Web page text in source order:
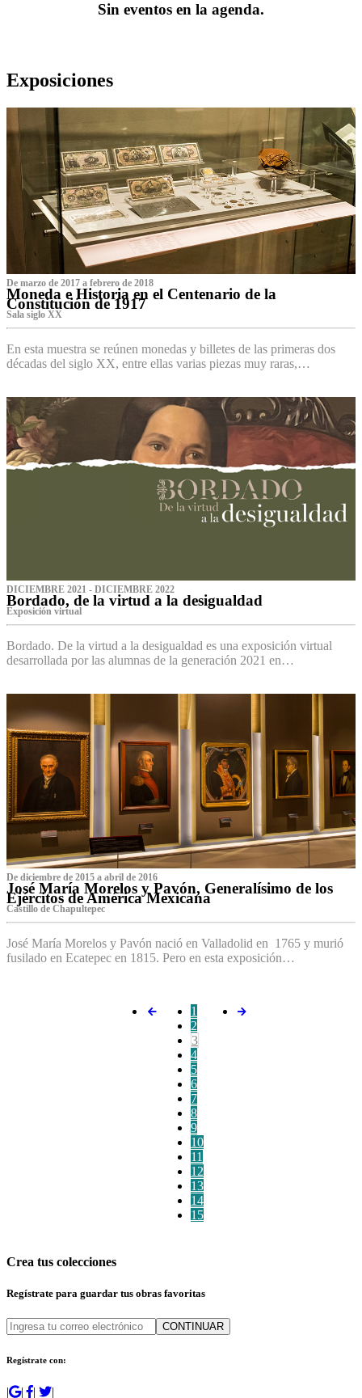
Sin eventos en la agenda.
Exposiciones
De marzo de 2017 a febrero de 2018
Moneda e Historia en el Centenario de la
Constitución de 1917
Sala siglo XX
En esta muestra se reúnen monedas y billetes de las primeras dos
décadas del siglo XX, entre ellas varias piezas muy raras,…
DICIEMBRE 2021 - DICIEMBRE 2022
Bordado, de la virtud a la desigualdad
Exposición virtual‌
Bordado. De la virtud a la desigualdad es una exposición virtual
desarrollada por las alumnas de la generación 2021 en…
De diciembre de 2015 a abril de 2016
José María Morelos y Pavón, Generalísimo de los
Ejércitos de América Mexicana
C‌astillo de Chapultepec
José María Morelos y Pavón nació en Valladolid en 1765 y murió
fusilado en Ecatepec en 1815. Pero en esta exposición…
1
2
3
4
5
6
7
8
9
10
11
12
13
14
15
Crea tus colecciones
Regístrate para guardar tus obras favoritas
CONTINUAR
Regístrate con:
| | | |